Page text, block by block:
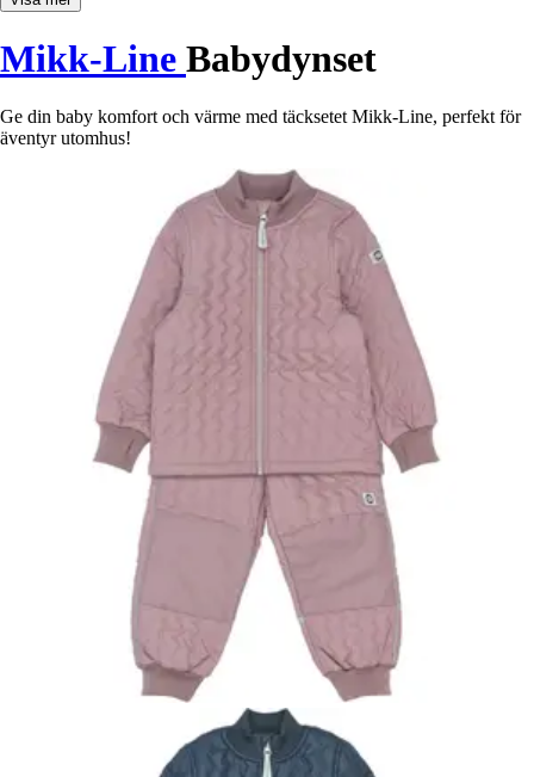
Mikk-Line Babydynset
Ge din baby komfort och värme med täcksetet Mikk-Line, perfekt för
äventyr utomhus!